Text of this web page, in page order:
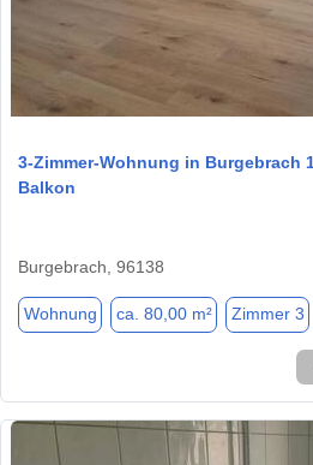
3-Zimmer-Wohnung in Burgebrach
Balkon
Burgebrach, 96138
Wohnung ca. 80,00 m² Zimmer 3